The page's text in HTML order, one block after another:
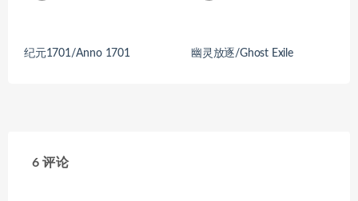
纪元1701/Anno 1701 幽灵放逐/Ghost Exile
6 评论